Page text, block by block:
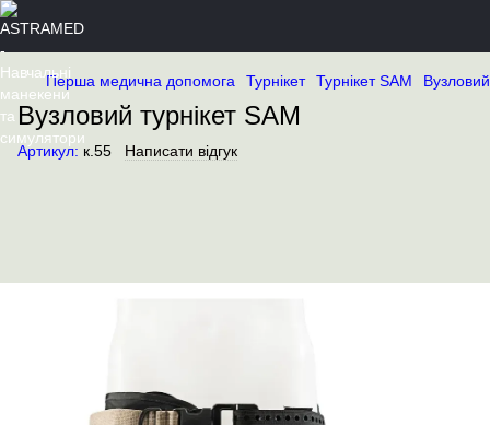
Перша медична допомога Турнікет Турнікет SAM
Вузловий турнікет SAM
Артикул: к.55 Написати відгук